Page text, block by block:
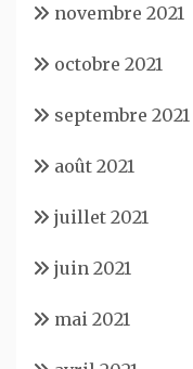
novembre 2021
octobre 2021
septembre 2021
août 2021
juillet 2021
juin 2021
mai 2021